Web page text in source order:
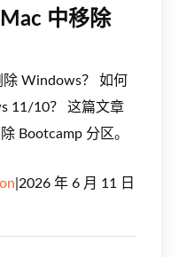
中移除
Windows？ 如何
11/10？ 这篇文章
Bootcamp 分区。
2026 年 6 月 11 日